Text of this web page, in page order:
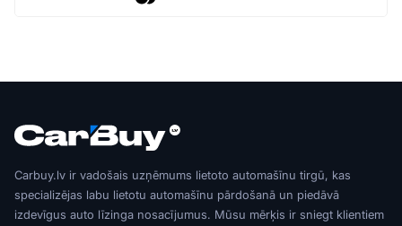
Carbuy.lv ir vadošais uzņēmums lietoto automašīnu tirgū, kas
specializējas labu lietotu automašīnu pārdošanā un piedāvā
izdevīgus auto līzinga nosacījumus. Mūsu mērķis ir sniegt klientiem